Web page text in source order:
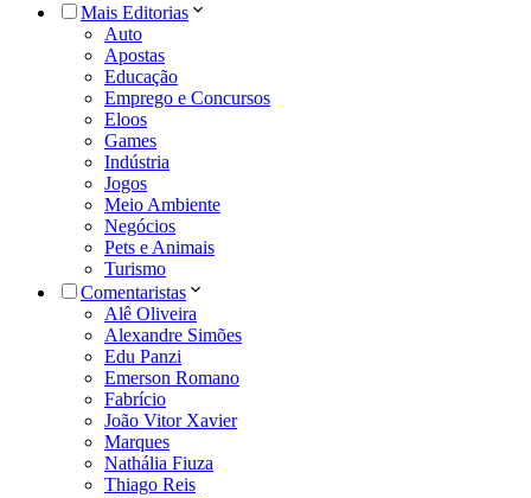
Mais Editorias
Auto
Apostas
Educação
Emprego e Concursos
Eloos
Games
Indústria
Jogos
Meio Ambiente
Negócios
Pets e Animais
Turismo
Comentaristas
Alê Oliveira
Alexandre Simões
Edu Panzi
Emerson Romano
Fabrício
João Vitor Xavier
Marques
Nathália Fiuza
Thiago Reis